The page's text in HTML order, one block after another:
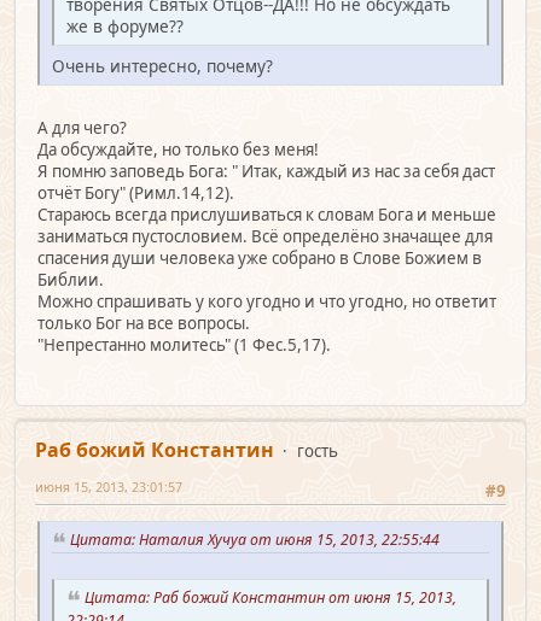
же в форуме??
Очень интересно, почему?
А для чего?
Да обсуждайте, но только без меня!
Я помню заповедь Бога: " Итак, каждый из нас за себя даст
отчёт Богу" (Римл.14,12).
Стараюсь всегда прислушиваться к словам Бога и меньше
заниматься пустословием. Всё определёно значащее для
спасения души человека уже собрано в Слове Божием в
Библии.
Можно спрашивать у кого угодно и что угодно, но ответит
только Бог на все вопросы.
"Непрестанно молитесь" (1 Фес.5,17).
Раб божий Константин
гость
#9
июня 15, 2013, 23:01:57
Цитата: Наталия Хучуа от июня 15, 2013, 22:55:44
Цитата: Раб божий Константин от июня 15, 2013,